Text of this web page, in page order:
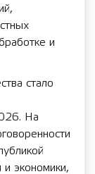
и
стало
На
и экономики,